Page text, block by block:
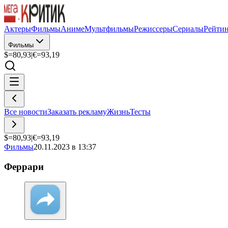
АктерыФильмыАнимеМультфильмыРежиссерыСериалы
Фильмы
$=80,93|€=93,19
Все новостиЗаказать рекламуЖизньТесты
$=80,93|€=93,19
Фильмы20.11.2023 в 13:37
Феррари